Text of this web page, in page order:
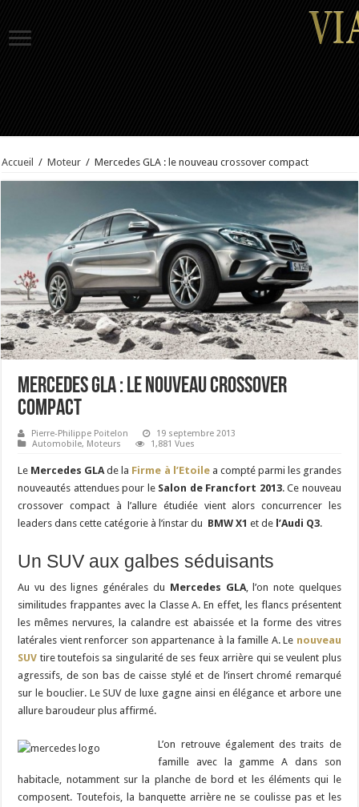
Accueil / Moteur / Mercedes GLA : le nouveau crossover compact
Mercedes GLA : le nouveau crossover
compact
Pierre-Philippe Poitelon
19 septembre 2013
Automobile, Moteurs 1,881 Vues
Le Mercedes GLA de la Firme à l’Etoilea compté parmi les grandes
nouveautés attendues pour le Salon de Francfort 2013. Ce nouveau
crossover compact à l’allure étudiée vient alors concurrencer les
leaders dans cette catégorie à l’instar du BMW X1 et de l’Audi Q3.
Un SUV aux galbes séduisants
Au vu des lignes générales du Mercedes GLA, l’on note quelques
similitudes frappantes avec la Classe A. En effet, les flancs présentent
les mêmes nervures, la calandre est abaissée et la forme des vitres
latérales vient renforcer son appartenance à la famille A. Le nouveau
SUV tire toutefois sa singularité de ses feux arrière qui se veulent plus
agressifs, de son bas de caisse stylé et de l’insert chromé remarqué
sur le bouclier. Le SUV de luxe gagne ainsi en élégance et arbore une
allure baroudeur plus affirmé.
L’on retrouve également des traits de
famille avec la gamme A dans son
habitacle, notamment sur la planche de bord et les éléments qui le
composent. Toutefois, la banquette arrière ne se coulisse pas et les